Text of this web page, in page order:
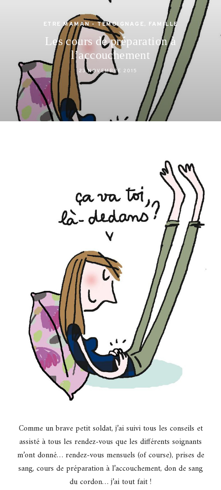
ETRE MAMAN - TÉMOIGNAGE, FAMILLE
Les cours de préparation à
l’accouchement
23 NOVEMBRE 2015
Comme un brave petit soldat, j’ai suivi tous les conseils et
assisté à tous les rendez-vous que les différents soignants
m’ont donné… rendez-vous mensuels (of course), prises de
sang, cours de préparation à l’accouchement, don de sang
du cordon… j’ai tout fait !